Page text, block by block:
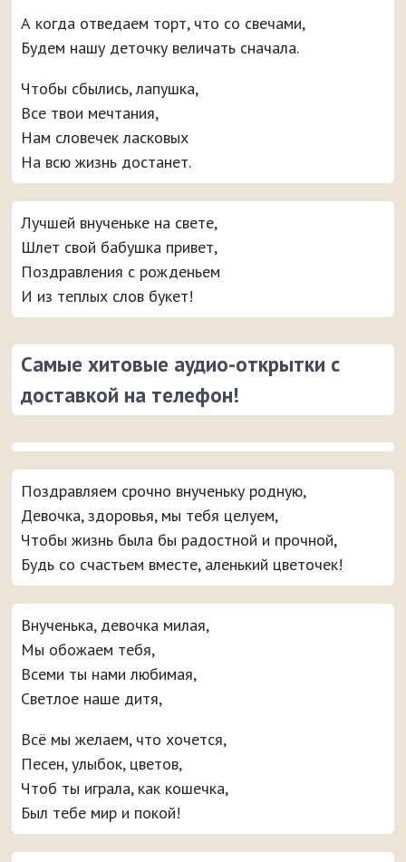
А когда отведаем торт, что со свечами,
Будем нашу деточку величать сначала.
Чтобы сбылись, лапушка,
Все твои мечтания,
Нам словечек ласковых
На всю жизнь достанет.
Лучшей внученьке на свете,
Шлет свой бабушка привет,
Поздравления с рожденьем
И из теплых слов букет!
Самые хитовые аудио-открытки с
доставкой на телефон!
Поздравляем срочно внученьку родную,
Девочка, здоровья, мы тебя целуем,
Чтобы жизнь была бы радостной и прочной,
Будь со счастьем вместе, аленький цветочек!
Внученька, девочка милая,
Мы обожаем тебя,
Всеми ты нами любимая,
Светлое наше дитя,
Всё мы желаем, что хочется,
Песен, улыбок, цветов,
Чтоб ты играла, как кошечка,
Был тебе мир и покой!